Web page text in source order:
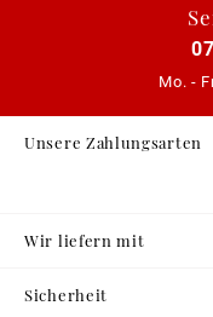
Mo. -
Unsere Zahlungsarten
Wir liefern mit
Sicherheit